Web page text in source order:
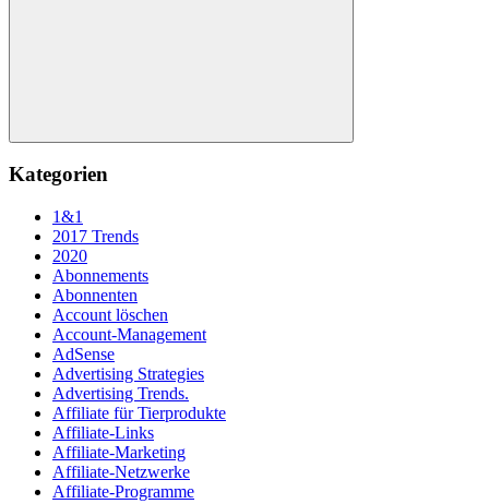
Suchen
Kategorien
1&1
2017 Trends
2020
Abonnements
Abonnenten
Account löschen
Account-Management
AdSense
Advertising Strategies
Advertising Trends.
Affiliate für Tierprodukte
Affiliate-Links
Affiliate-Marketing
Affiliate-Netzwerke
Affiliate-Programme